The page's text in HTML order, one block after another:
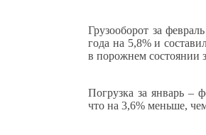
Грузооборот за
года на 5,8% и
в порожнем состоянии
Погрузка за январь –
что на 3,6% меньше,